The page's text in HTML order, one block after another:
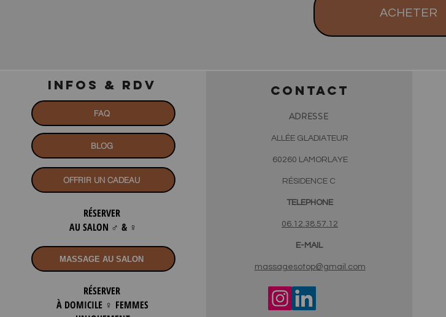
ACHETER
INFOS & RDV
FAQ
BLOG
OFFRIR UN CADEAU
RÉSERVER
AU SALON ♂ & ♀
MASSAGE AU SALON
RÉSERVER
À DOMICILE ♀ FEMMES
CONTACT
ADRESSE
ALLÉE GLADIATEUR
60260 LAMORLAYE
RÉSIDENCE C
TELEPHONE
06.12.38.57.12
E-MAIL
massagesotop@gmail.com